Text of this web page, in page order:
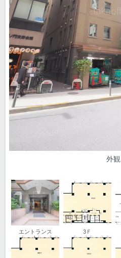
外観
エントランス 3Ｆ